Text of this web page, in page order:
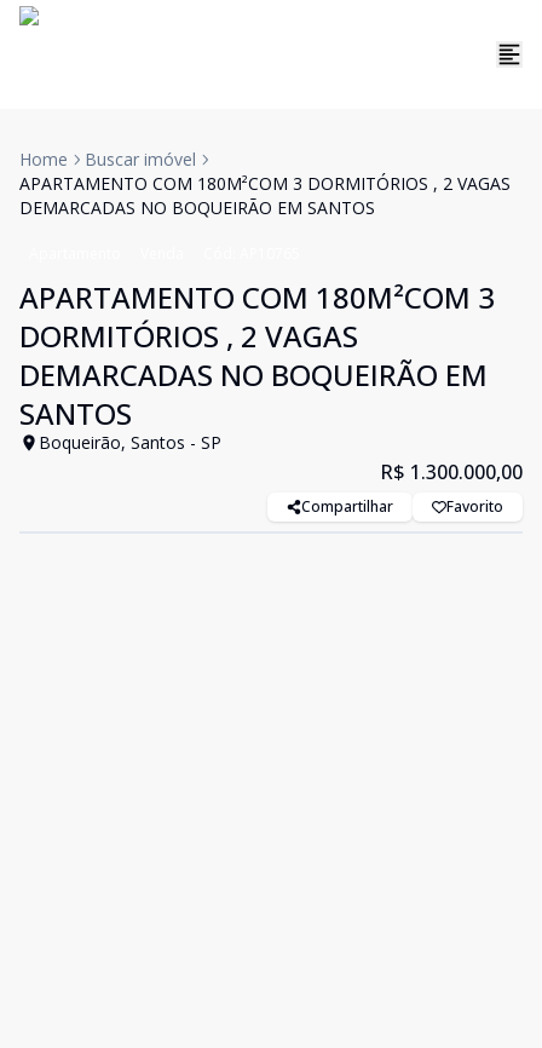
Home
Buscar imóvel
APARTAMENTO COM 180M²COM 3 DORMITÓRIOS , 2 VAGAS
DEMARCADAS NO BOQUEIRÃO EM SANTOS
APARTAMENTO COM 180M²COM 3
DORMITÓRIOS , 2 VAGAS
DEMARCADAS NO BOQUEIRÃO EM
SANTOS
Boqueirão, Santos - SP
R$ 1.300.000,00
Compartilhar Favorito